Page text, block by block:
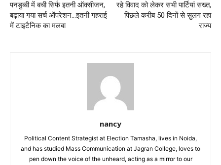
पनडुब्बी में बची सिर्फ इतनी ऑक्सीजन,
बढ़ाया गया सर्च ऑपरेशन…इतनी गहराई
में टाइटैनिक का मलबा
रहे विवाद को लेकर सभी पार्टियां सख्त,
पिछले करीब 50 दिनों से सुलग रहा
राज्य
nancy
Political Content Strategist at Election Tamasha, lives in Noida,
and has studied Mass Communication at Jagran College, loves to
pen down the voice of the unheard, acting as a mirror to our